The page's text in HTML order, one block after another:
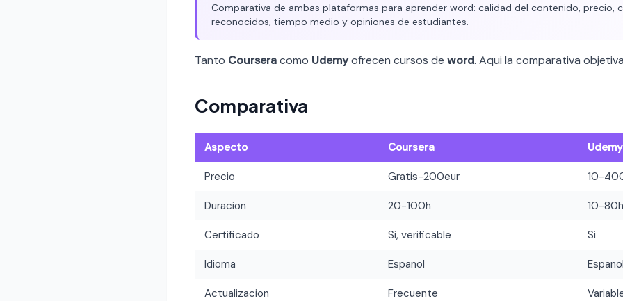
Comparativa de ambas plataformas para aprender word: calidad del contenido, precio,
reconocidos, tiempo medio y opiniones de estudiantes.
Tanto Courseracomo Udemyofrecen cursos de word. Aqui la comparativa
Comparativa
Aspecto Coursera Udemy
Precio Gratis-200eur 10-
Duracion 20-100h 10-
Certificado Si, verificable Si
Idioma Espanol
Actualizacion Frecuente